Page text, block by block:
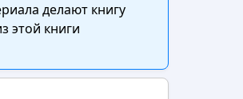
делают книгу
этой книги